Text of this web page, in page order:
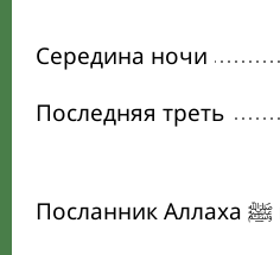
Середина ночи
Последняя треть